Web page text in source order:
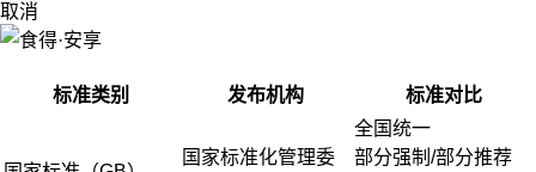
取消
标准类别 发布机构 标准对比
国家标准化管理委
全国统一
部分强制/部分推荐